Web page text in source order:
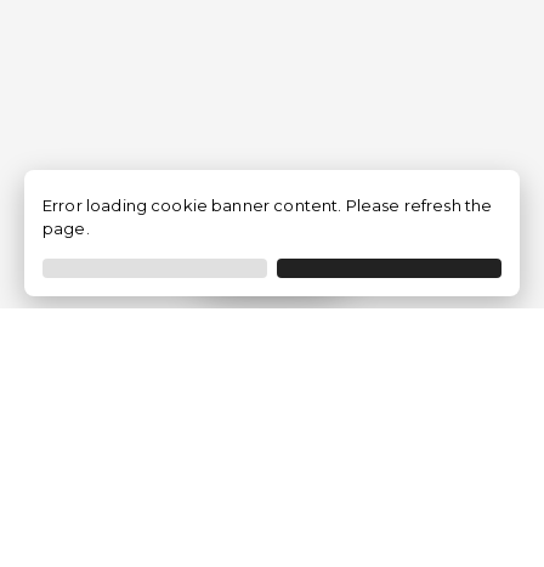
Filtrer
Error loading cookie banner content. Please refresh the
page.